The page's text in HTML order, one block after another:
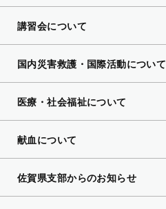
講習会について
国内災害救護・国際活動について
医療・社会福祉について
献血について
佐賀県支部からのお知らせ